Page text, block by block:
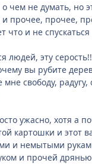
о чем не думать,
прочее, прочее,
что и не
людей, эту
вы рубите
свободу,
ужасно, хотя
картошки и этот
и немытыми
и прочей